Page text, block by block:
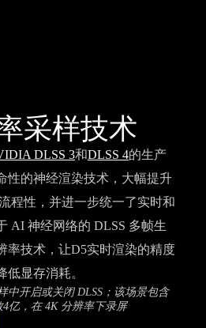
采样技术
DLSS 3和DLSS 4的生产
性的神经渲染技术，大幅提升
程性，并进一步统一了实时和
AI 神经网络的 DLSS 多帧生
率技术，让D5实时渲染的精度
显存消耗。
中开启或关闭 DLSS；该场景包含
亿，在 4K 分辨率下录屏